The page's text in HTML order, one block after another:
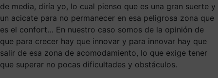
de media, diría yo, lo cual pienso que es una gran suerte y
un acicate para no permanecer en esa peligrosa zona que
es el confort… En nuestro caso somos de la opinión de
que para crecer hay que innovar y para innovar hay que
salir de esa zona de acomodamiento, lo que exige tener
que superar no pocas dificultades y obstáculos.